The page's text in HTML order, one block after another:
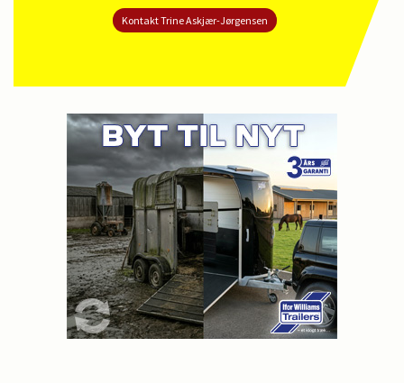
Kontakt Trine Askjær-Jørgensen